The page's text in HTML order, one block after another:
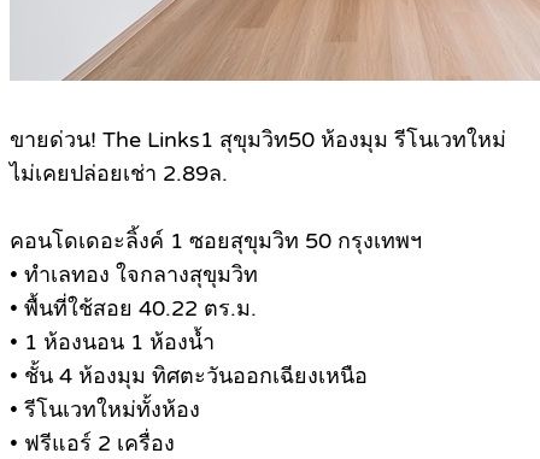
ขายด่วน! The Links1 สุขุมวิท50 ห้องมุม รีโนเวทใหม่
ไม่เคยปล่อยเช่า 2.89ล.
คอนโดเดอะลิ้งค์ 1 ซอยสุขุมวิท 50 กรุงเทพฯ
• ทำเลทอง ใจกลางสุขุมวิท
• พื้นที่ใช้สอย 40.22 ตร.ม.
• 1 ห้องนอน 1 ห้องน้ำ
• ชั้น 4 ห้องมุม ทิศตะวันออกเฉียงเหนือ
• รีโนเวทใหม่ทั้งห้อง
• ฟรีแอร์ 2 เครื่อง